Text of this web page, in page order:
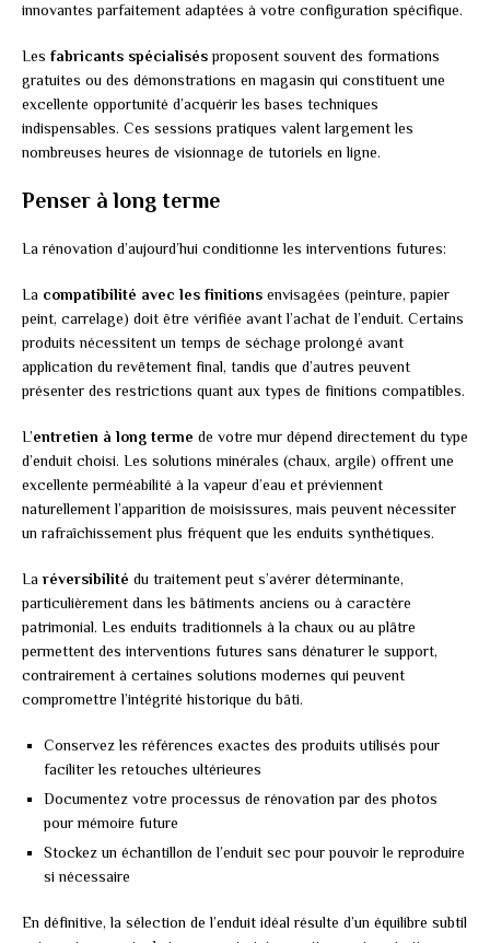
innovantes parfaitement adaptées à votre configuration spécifique.
Les fabricants spécialisésproposent souvent des formations
gratuites ou des démonstrations en magasin qui constituent une
excellente opportunité d’acquérir les bases techniques
indispensables. Ces sessions pratiques valent largement les
nombreuses heures de visionnage de tutoriels en ligne.
Penser à long terme
La rénovation d’aujourd’hui conditionne les interventions futures:
La compatibilité avec les finitions envisagées (peinture, papier
peint, carrelage) doit être vérifiée avant l’achat de l’enduit. Certains
produits nécessitent un temps de séchage prolongé avant
application du revêtement final, tandis que d’autres peuvent
présenter des restrictions quant aux types de finitions compatibles.
L’entretien à long terme de votre mur dépend directement du type
d’enduit choisi. Les solutions minérales (chaux, argile) offrent une
excellente perméabilité à la vapeur d’eau et préviennent
naturellement l’apparition de moisissures, mais peuvent nécessiter
un rafraîchissement plus fréquent que les enduits synthétiques.
La réversibilité du traitement peut s’avérer déterminante,
particulièrement dans les bâtiments anciens ou à caractère
patrimonial. Les enduits traditionnels à la chaux ou au plâtre
permettent des interventions futures sans dénaturer le support,
contrairement à certaines solutions modernes qui peuvent
compromettre l’intégrité historique du bâti.
Conservez les références exactes des produits utilisés pour
faciliter les retouches ultérieures
Documentez votre processus de rénovation par des photos
pour mémoire future
Stockez un échantillon de l’enduit sec pour pouvoir le reproduire
si nécessaire
En définitive, la sélection de l’enduit idéal résulte d’un équilibre subtil